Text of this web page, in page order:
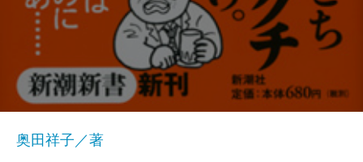
奥田祥子／著